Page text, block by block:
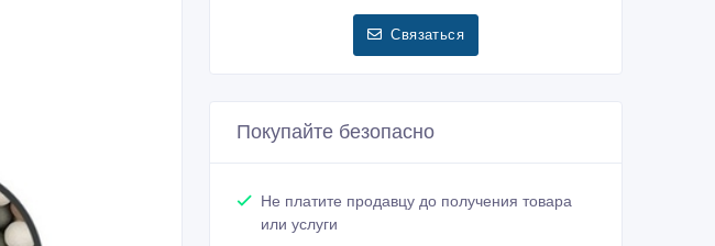
Связаться
Покупайте безопасно
Не платите продавцу до получения товара
или услуги